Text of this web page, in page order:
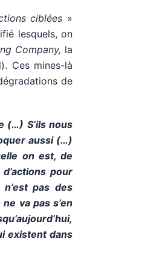
ciblées »
lesquels, on
Company, la
Ces mines-là
de
(…) S’ils nous
aussi (…)
on est, de
pour
pas des
va pas s’en
existent dans